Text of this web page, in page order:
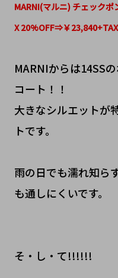
MARNI(マルニ) チェック
X 20%OFF⇒￥23,840+TAX
MARNIからは14SS
コート！！
大きなシルエットが
トです。
雨の日でも濡れ知ら
も通しにくいです。
そ・し・て!!!!!!